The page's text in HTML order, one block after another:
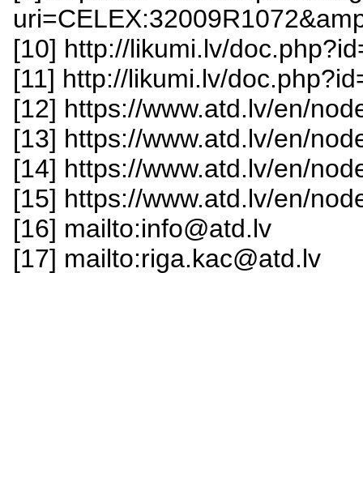
[10] http://likumi.lv/
[11] http://likumi.lv/
[12] https://www.atd.lv/en/
[13] https://www.atd.lv/en/
[14] https://www.atd.lv/en/
[15] https://www.atd.lv/en/
[16] mailto:info@atd.lv
[17] mailto:riga.kac@atd.lv